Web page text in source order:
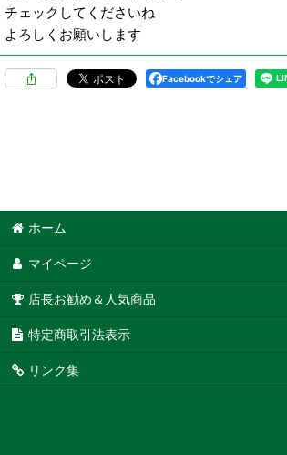
チェックしてくださいね
よろしくお願いします
Facebookでシェア
ホーム
マイページ
店長お勧め＆人気商品
特定商取引法表示
リンク集